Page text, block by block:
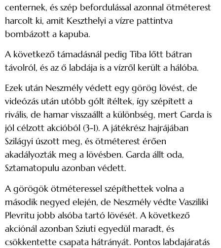
centernek, és szép befordulással azonnal ötméterest
harcolt ki, amit Keszthelyi a vízre pattintva
bombázott a kapuba.
A következő támadásnál pedig Tiba lőtt bátran
távolról, és az ő labdája is a vízről került a hálóba.
Ezek után Neszmély védett egy görög lövést, de
videózás után utóbb gólt ítéltek, így szépített a
rivális, de hamar visszaállt a különbség, mert Garda is
jól célzott akcióból (3-1). A játékrész hajrájában
Szilágyi úszott meg, és ötméterest érően
akadályozták meg a lövésben. Garda állt oda,
Sztamatopulu azonban védett.
A görögök ötméteressel szépíthettek volna a
második negyed elején, de Neszmély védte Vasziliki
Plevritu jobb alsóba tartó lövését. A következő
akciónál azonban Sziuti egyedül maradt, és
csökkentette csapata hátrányát. Pontos labdajáratás